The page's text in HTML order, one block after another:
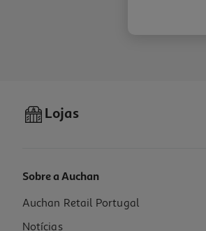
Lojas
Sobre a Auchan
Auchan Retail Portugal
Notícias